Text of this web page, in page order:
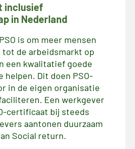
inclusief
in Nederland
is om meer mensen
tot de arbeidsmarkt op
een kwalitatief goede
helpen. Dit doen PSO-
in de eigen organisatie
Een werkgever
certificaat bij steeds
aantonen duurzaam
Social return.